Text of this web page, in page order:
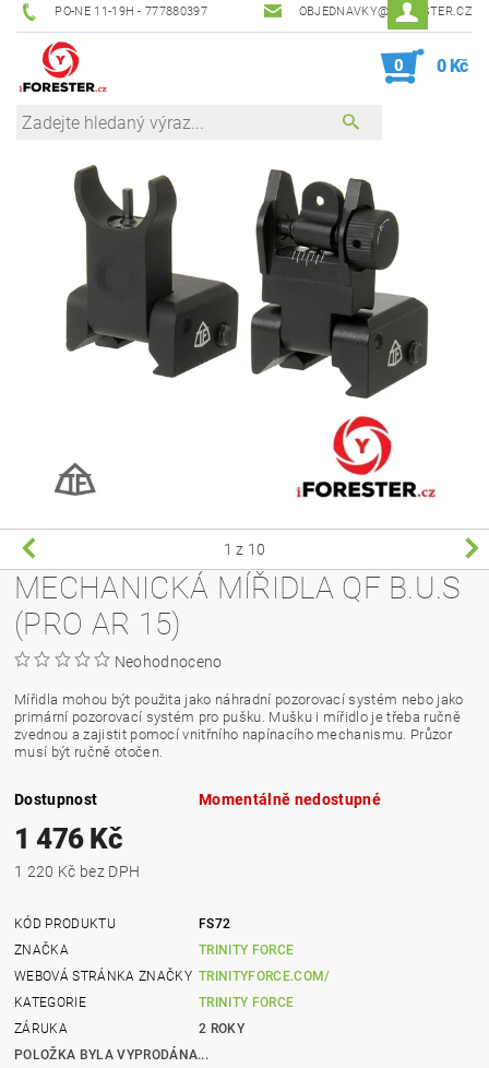
PO-NE 11-19H - 777880397 OBJEDNAVKY@IFORESTER.CZ
0 0 Kč
1 z 10
MECHANICKÁ MÍŘIDLA QF B.U.S
(PRO AR 15)
Neohodnoceno
Mířidla mohou být použita jako náhradní pozorovací systém nebo jako
primární pozorovací systém pro pušku. Mušku i mířidlo je třeba ručně
zvednou a zajistit pomocí vnitřního napínacího mechanismu. Průzor
musí být ručně otočen.
Dostupnost Momentálně nedostupné
1 476 Kč
1 220 Kč bez DPH
KÓD PRODUKTU
FS72
ZNAČKA
TRINITY FORCE
WEBOVÁ STRÁNKA ZNAČKY TRINITYFORCE.COM/
KATEGORIE
TRINITY FORCE
ZÁRUKA
2 ROKY
POLOŽKA BYLA VYPRODÁNA...